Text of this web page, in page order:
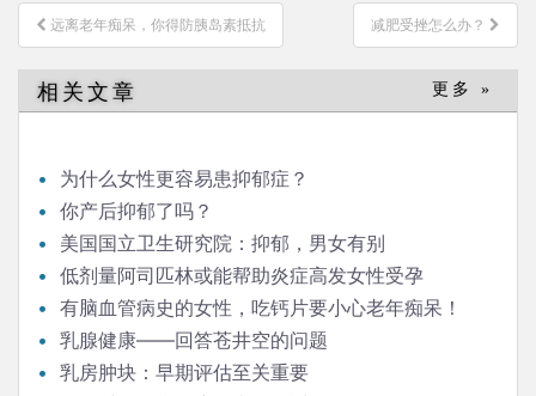
文
章
导
航
远离老年痴呆，你得防胰岛素抵抗 减肥受挫怎么办？
相关文章 更多 »
为什么女性更容易患抑郁症？
你产后抑郁了吗？
美国国立卫生研究院：抑郁，男女有别
低剂量阿司匹林或能帮助炎症高发女性受孕
有脑血管病史的女性，吃钙片要小心老年痴呆！
乳腺健康——回答苍井空的问题
乳房肿块：早期评估至关重要